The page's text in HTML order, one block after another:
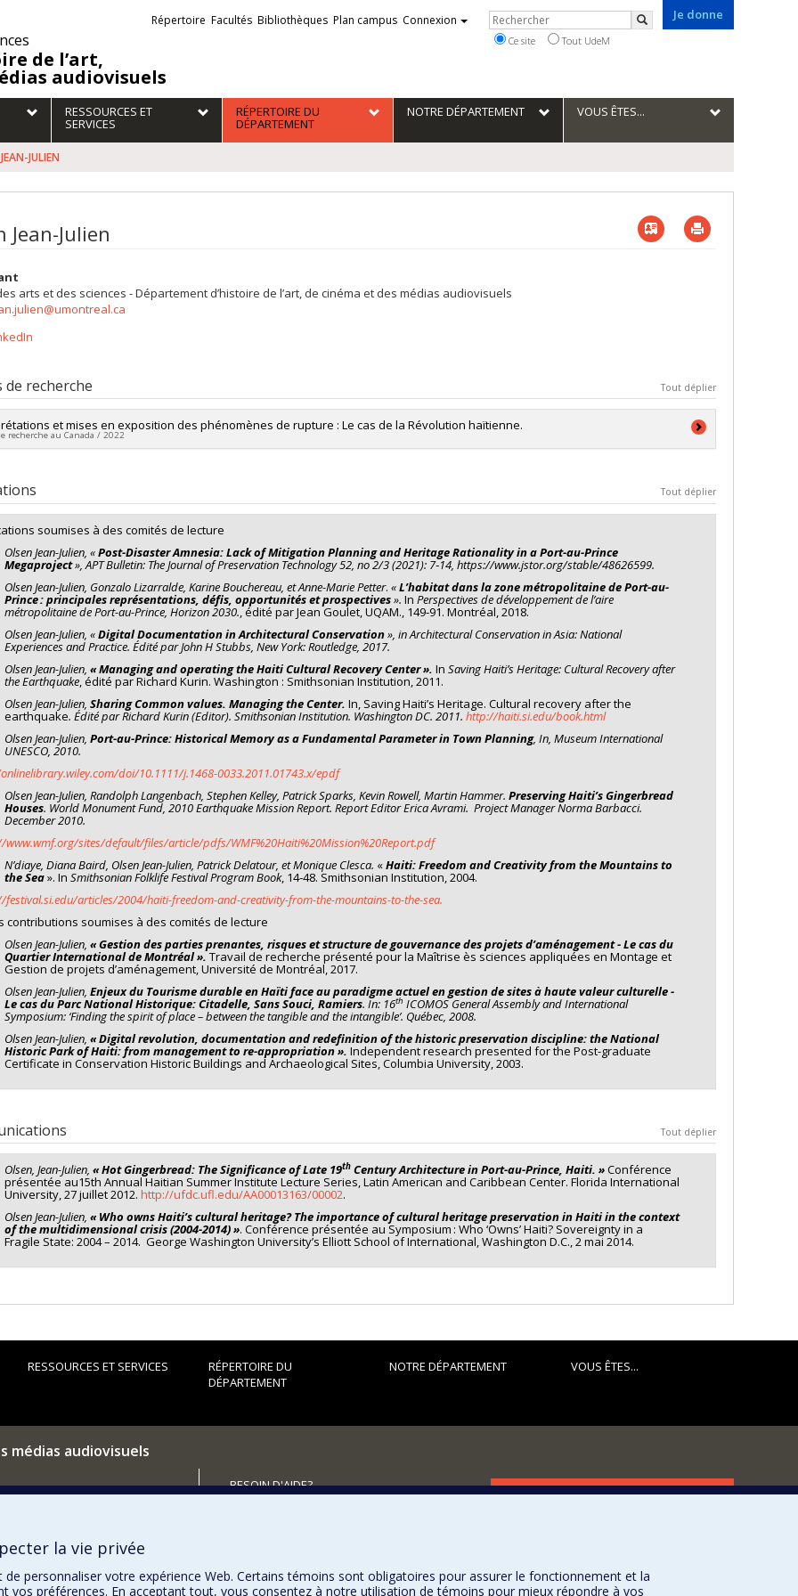
de l’art,
audiovisuels
Je donne
Liens
externes
Répertoire Facultés Bibliothèques Plan campus Connexion Rechercher
Rechercher
Ce site Tout UdeM
RESSOURCES ET
SERVICES
RÉPERTOIRE DU
DÉPARTEMENT
NOTRE DÉPARTEMENT VOUS ÊTES...
JULIEN
Jean-Julien Vcard
arts et des sciences - Département d’histoire de l’art, de cinéma et des médias audiovisuels
de recherche Tout déplier
et mises en exposition des phénomènes de rupture : Le cas de la Révolution haïtienne.
recherche au Canada / 2022
et mises en exposition des phénomènes de rupture :
soient industrielles, scientifiques, sociales ou artistiques, les révolutions ont profondément bouleversé le cadre de notre vie
Avec leurs capacités à générer des utopies multiples, de nouveaux paradigmes, des rituels, des cosmogonies et des
alternatives, les révolutions ont aussi radicalement transformé l’imaginaire humain. Elles ont contribué à forger de
temps, de nouveaux Mondes et de nouveaux êtres humains. Ces révolutions donnent lieu à des formes différentes de
épistémiques. Elles constituent des phénomènes de rupture au sens foucaldien du terme. Dans ce projet de
j’explore le problème de l’interprétation et de la mise en exposition de ces phénomènes de rupture.
les acteurs sociaux et les scientifiques ont interprété les phénomènes de rupture de diverses manières. Ces
interprétations ne s’excluent pas mutuellement, elles reflètent plutôt la complexité des phénomènes étudiés. Maintenant,
de développer une méthodologie appropriée pour les mettre en exposition en exprimant toutes leurs richesses et toute leur
C’est ce travail que j’entreprends dans le cadre de ce projet de recherche.
mieux comprendre le problème de l’interprétation et de la mise en exposition des phénomènes de rupture, je propose une
synthétique à travers l’étude des traditions d’interprétation et de mise en exposition de la Révolution haïtienne. Cette
représente l’unique exemple dans l’histoire de l’humanité où une insurrection d’esclaves aboutit à la formation d’un État-
Réalisée entre 1791 et 1820, elle constitue la première conquête de l’histoire moderne en matière de décolonisation et
de l’égalité entre les humains. Les interprétations et mises en exposition déjà réalisées présentent un certain nombre de
Quelle est l’importance relative des personnalités ayant dirigé le processus de transformation ? Quel est le rôle des
officielles et des traditions inventées de la culture populaire dans la formulation de ces interprétations et mises en
? Comment les traces physiques laissées, en termes de sites historiques, d’architecture et de lieux de mémoire, contribuent-
à problématiser ces interprétations ?
répondre à ces questions, je formule les hypothèses suivantes :
Les différentes traditions d’interprétation et de mise en exposition de la Révolution haïtienne sont des formes complémentaires
de représentation d’un phénomène de rupture de la rationalité créée par le développement du colonialisme dans le Monde
atlantique.
Les expressions et témoins du phénomène révolutionnaire comme les évènements, les rituels, les cosmogonies, les
commémorations, les sites archéologiques, les arts visuels et les transculturations nous font découvrir de nouveaux sujets
sociaux créatifs et de nouvelles connaissances. Ils constituent des constructions sociales et peuvent aussi devenir des objets de
musée.
Avec l’utilisation de la transculturation et de la réalité augmentée, nous pouvons représenter visuellement les modèles
imaginaires de liminalité antistructurale retrouvés dans les multiples expressions et témoins des phénomènes de rupture.
pour ce projet de recherche vont provenir des sites historiques et archéologiques, des objets d’art et des discours
à deux commémorations, deux rituels et six fortifications de la Révolution haïtienne. Pour analyser ces données multiples, je
foucaldiens de phénomènes de rupture et d’interruption constituent le premier ancrage théorique. Introduits par Michel
ces concepts permettent de réaliser une synthèse générale des quatre types de révolutions en facilitant leur interprétation et
en exposition.
théorie est résumée dans l’axiome bien connu de la discipline de la muséologie :Toute mise en exposition suppose une
Cette théorie suggère que les expressions et les témoins des phénomènes de rupture ne seraient pas des objets de
Ils le deviennent à travers des opérations savantes de reconstruction de sens, de détachement, de fragmentation, de
de mimétisme et de réappropriation.
de recherche a l’ambition de proposer une méthodologie pour l’interprétation et la mise en exposition des phénomènes de
Tout déplier
soumises à des comités de lecture
Olsen Jean-Julien, «Post-Disaster Amnesia: Lack of Mitigation Planning and Heritage Rationality in a Port-au-Prince
Megaproject», APT Bulletin: The Journal of Preservation Technology 52, no 2/3 (2021): 7‑14, https://www.jstor.org/stable/48626599.
Olsen Jean-Julien, Gonzalo Lizarralde, Karine Bouchereau, et Anne-Marie Petter. «L’habitat dans la zone métropolitaine de Port-au-
Prince : principales représentations, défis, opportunités et prospectives». In Perspectives de développement de l’aire
métropolitaine de Port-au-Prince, Horizon 2030., édité par Jean Goulet, UQAM., 149‑91. Montréal, 2018.
Olsen Jean-Julien, «Digital Documentation in Architectural Conservation», in Architectural Conservation in Asia: National
Experiences and Practice. Édité par John H Stubbs, New York: Routledge, 2017.
Olsen Jean-Julien, « Managing and operating the Haiti Cultural Recovery Center ». In Saving Haiti’s Heritage: Cultural Recovery after
the Earthquake , édité par Richard Kurin. Washington : Smithsonian Institution, 2011.
Olsen Jean-Julien, Sharing Common values. Managing the Center. In, Saving Haiti’s Heritage. Cultural recovery after the
earthquake. Édité parRichard Kurin (Editor). Smithsonian Institution. Washington DC. 2011. http://haiti.si.edu/book.html
Olsen Jean-Julien, Port-au-Prince:Historical Memory as a Fundamental Parameter in Town Planning, In, Museum International
UNESCO, 2010.
doi/10.1111/j.1468-0033.2011.01743.x/epdf
Olsen Jean-Julien, Randolph Langenbach, Stephen Kelley, Patrick Sparks, Kevin Rowell, Martin Hammer. Preserving Haiti’s Gingerbread
Houses. World Monument Fund, 2010 Earthquake Mission Report. Report Editor Erica Avrami. Project Manager Norma Barbacci.
December 2010.
www.wmf.org/sites/default/files/article/pdfs/WMF%20Haiti%20Mission%20Report.pdf
N’diaye, Diana Baird, Olsen Jean-Julien, Patrick Delatour, et Monique Clesca. «Haiti: Freedom and Creativity from the Mountains to
the Sea». In Smithsonian Folklife Festival Program Book, 14‑48. Smithsonian Institution, 2004.
articles/2004/haiti-freedom-and-creativity-from-the-mountains-to-the-sea.
contributions soumises à des comités de lecture
Olsen Jean-Julien, « Gestion des parties prenantes, risques et structure de gouvernance des projets d’aménagement - Le cas du
Quartier International de Montréal ».Travail de recherche présenté pour la Maîtrise ès sciences appliquées en Montage et
Gestion de projets d’aménagement, Université de Montréal, 2017.
Olsen Jean-Julien, Enjeux du Tourisme durable en Haïti face au paradigme actuel en gestion de sites à haute valeur culturelle -
Le cas du Parc National Historique: Citadelle, Sans Souci, Ramiers. In: 16th ICOMOS General Assembly and International
Symposium: ‘Finding the spirit of place – between the tangible and the intangible’. Québec, 2008.
Olsen Jean-Julien, « Digital revolution, documentation and redefinition of the historic preservation discipline: the National
Historic Park of Haiti: from management to re-appropriation ». Independent research presented for the Post-graduate
Certificate in Conservation Historic Buildings and Archaeological Sites, Columbia University, 2003.
Tout déplier
Olsen, Jean-Julien, « Hot Gingerbread: The Significance of Late 19th Century Architecture in Port-au-Prince, Haiti. »Conférence
présentée au15th Annual Haitian Summer Institute Lecture Series, Latin American and Caribbean Center. Florida International
University, 27 juillet 2012. http://ufdc.ufl.edu/AA00013163/00002.
Olsen Jean-Julien, « Who owns Haiti’s cultural heritage? The importance of cultural heritage preservation in Haiti in the context
of the multidimensional crisis (2004-2014) ». Conférence présentée au Symposium : Who ‘Owns’ Haiti? Sovereignty in a
Fragile State: 2004 – 2014. George Washington University’s Elliott School of International, Washington D.C., 2 mai 2014.
RESSOURCES ET SERVICES
RÉPERTOIRE DU
DÉPARTEMENT
NOTRE DÉPARTEMENT VOUS ÊTES...
médias audiovisuels
BESOIN D'AIDE?
FACULTÉ DES ARTS ET DES SCIENCES
Nos programmes et cours
la vie privée
de personnaliser votre expérience Web. Certains témoins sont obligatoires pour assurer le fonctionnement et la
vos préférences. En acceptant tout, vous consentez à notre utilisation de témoins pour mieux répondre à vos